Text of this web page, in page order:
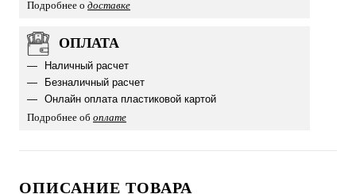
Подробнее о доставке
ОПЛАТА
Наличный расчет
Безналичный расчет
Онлайн оплата пластиковой картой
Подробнее об оплате
ОПИСАНИЕ ТОВАРА